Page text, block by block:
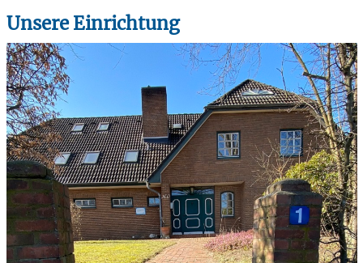
Unsere Einrichtung